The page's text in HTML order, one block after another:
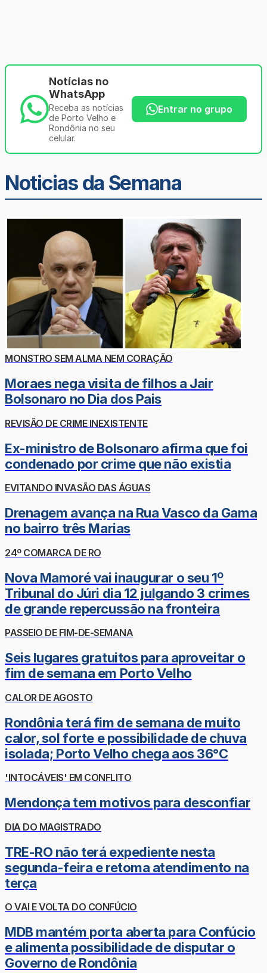
Notícias no
WhatsApp
Receba as notícias
de Porto Velho e
Rondônia no seu
celular.
Entrar no grupo
Noticias da Semana
MONSTRO SEM ALMA NEM CORAÇÃO
Moraes nega visita de filhos a Jair
Bolsonaro no Dia dos Pais
REVISÃO DE CRIME INEXISTENTE
Ex-ministro de Bolsonaro afirma que foi
condenado por crime que não existia
EVITANDO INVASÃO DAS ÁGUAS
Drenagem avança na Rua Vasco da Gama
no bairro três Marias
24º COMARCA DE RO
Nova Mamoré vai inaugurar o seu 1º
Tribunal do Júri dia 12 julgando 3 crimes
de grande repercussão na fronteira
PASSEIO DE FIM-DE-SEMANA
Seis lugares gratuitos para aproveitar o
fim de semana em Porto Velho
CALOR DE AGOSTO
Rondônia terá fim de semana de muito
calor, sol forte e possibilidade de chuva
isolada; Porto Velho chega aos 36°C
'INTOCÁVEIS' EM CONFLITO
Mendonça tem motivos para desconfiar
DIA DO MAGISTRADO
TRE-RO não terá expediente nesta
segunda-feira e retoma atendimento na
terça
O VAI E VOLTA DO CONFÚCIO
MDB mantém porta aberta para Confúcio
e alimenta possibilidade de disputar o
Governo de Rondônia